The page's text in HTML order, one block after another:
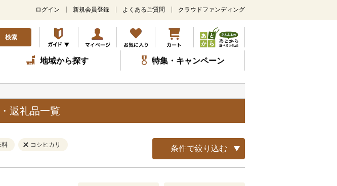
メ
ン
コ
ン
テ
ツ
ッ
ログイン 新規会員登録 よくあるご質問 クラウドファンディング
検索
地域から探す 特集・キャンペーン
返礼品一覧
料 コシヒカリ 条件で絞り込む